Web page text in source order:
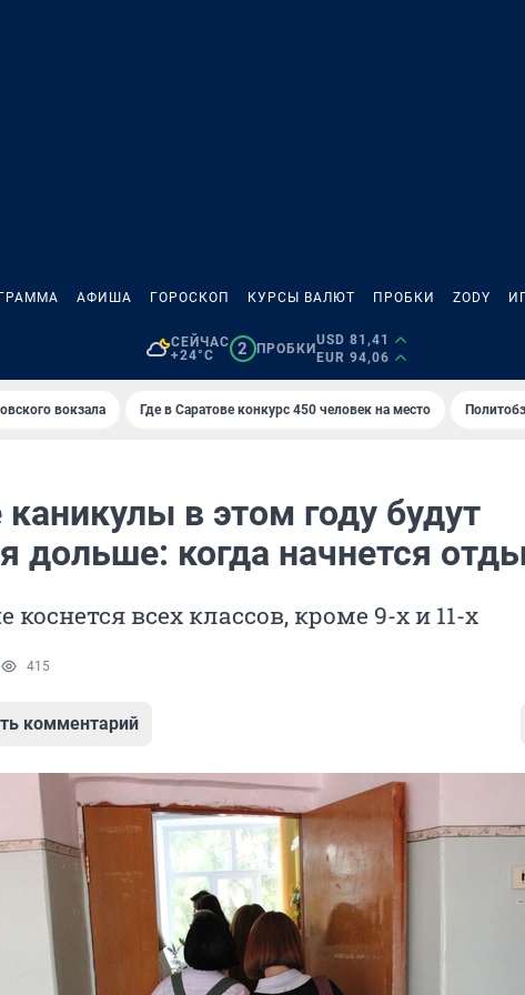
АФИША ГОРОСКОП КУРСЫ ВАЛЮТ ПРОБКИ ZODY
СЕЙЧАС
+24°C
2 ПРОБКИ
USD 81,41
EUR 94,06
вокзала Где в Саратове конкурс 450 человек на место
в этом году будут
дольше: когда начнется
коснется всех классов, кроме 9-х и 11-х
415
комментарий